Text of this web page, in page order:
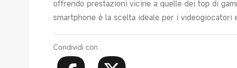
offrendo prestazioni vicine a quelle dei top di
smartphone è la scelta ideale per i
Condividi con